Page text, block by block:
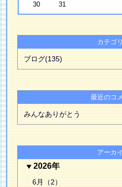
30
31
カテゴ
ブログ(135)
最近のコ
みんなありがとう
アーカ
2026年
6月（2）